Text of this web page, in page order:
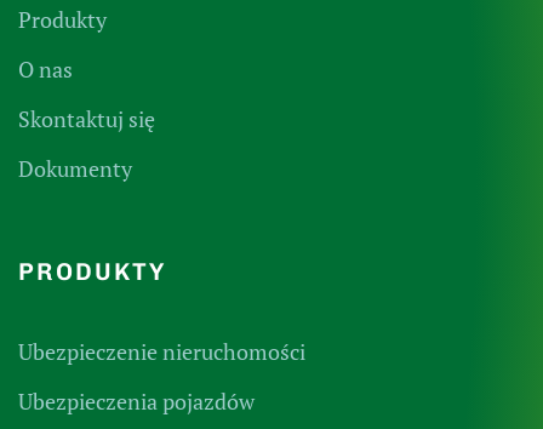
Produkty
O nas
Skontaktuj się
Dokumenty
PRODUKTY
Ubezpieczenie nieruchomości
Ubezpieczenia pojazdów